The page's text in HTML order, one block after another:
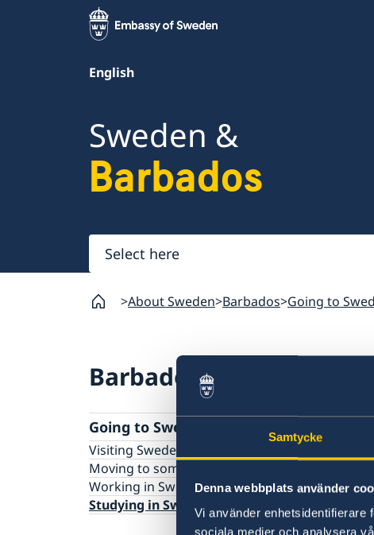
Samtycke
Denna webbplats använder
Vi använder enhetsidentifierare
sociala medier och analysera
English
Sweden &
Barbados
Select
here
About Sweden Barbados Going to
Barbados
Going to Sweden?
Visiting Sweden
Moving to someone in Sweden
Working in Sweden
Studying in Sweden